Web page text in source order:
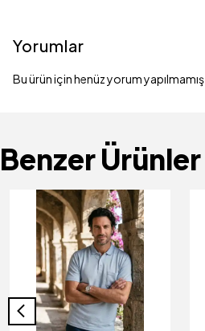
Yorumlar
Bu ürün için henüz yorum yapılmamış.
Benzer Ürünler